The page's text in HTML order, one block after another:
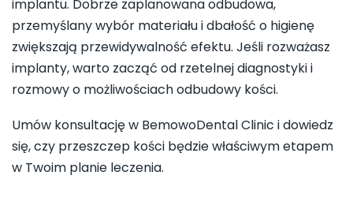
implantu. Dobrze zaplanowana odbudowa,
przemyślany wybór materiału i dbałość o higienę
zwiększają przewidywalność efektu. Jeśli rozważasz
implanty, warto zacząć od rzetelnej diagnostyki i
rozmowy o możliwościach odbudowy kości.
Umów konsultację w BemowoDental Clinic i dowiedz
się, czy przeszczep kości będzie właściwym etapem
w Twoim planie leczenia.